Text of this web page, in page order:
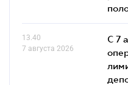
13.40
7 августа 2026
С 7